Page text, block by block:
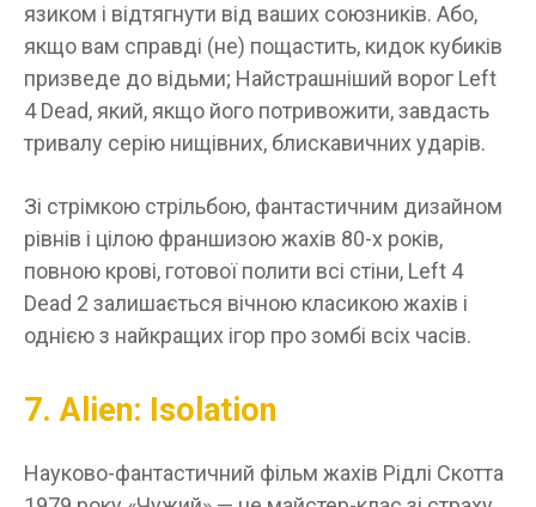
язиком і відтягнути від ваших союзників. Або,
якщо вам справді (не) пощастить, кидок кубиків
призведе до відьми; Найстрашніший ворог Left
4 Dead, який, якщо його потривожити, завдасть
тривалу серію нищівних, блискавичних ударів.
Зі стрімкою стрільбою, фантастичним дизайном
рівнів і цілою франшизою жахів 80-х років,
повною крові, готової полити всі стіни, Left 4
Dead 2 залишається вічною класикою жахів і
однією з найкращих ігор про зомбі всіх часів.
7. Alien: Isolation
Науково-фантастичний фільм жахів Рідлі Скотта